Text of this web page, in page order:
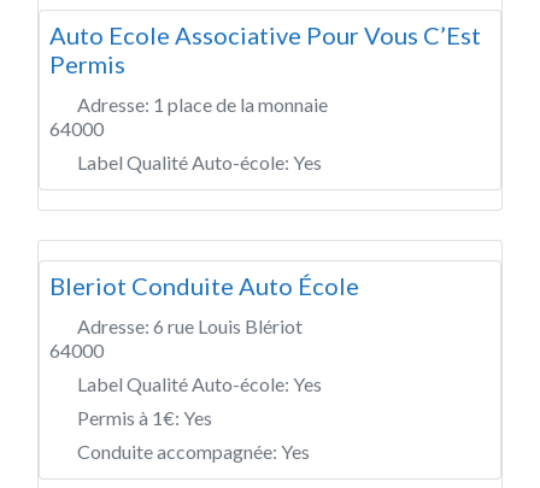
Auto Ecole Associative Pour Vous C’Est
Permis
Adresse: 1 place de la monnaie
64000
Label Qualité Auto-école: Yes
Bleriot Conduite Auto École
Adresse: 6 rue Louis Blériot
64000
Label Qualité Auto-école: Yes
Permis à 1€: Yes
Conduite accompagnée: Yes